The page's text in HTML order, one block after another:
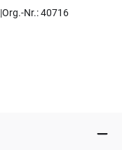
Org.-Nr.: 40716